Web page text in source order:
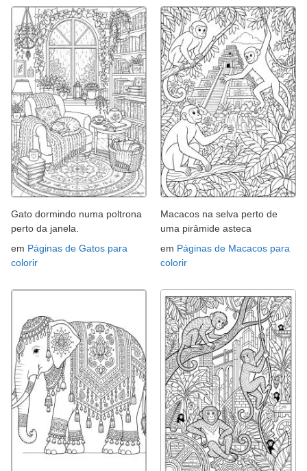
Gato dormindo numa poltrona
perto da janela.
em Páginas de Gatos para
colorir
Macacos na selva perto de
uma pirâmide asteca
em Páginas de Macacos para
colorir